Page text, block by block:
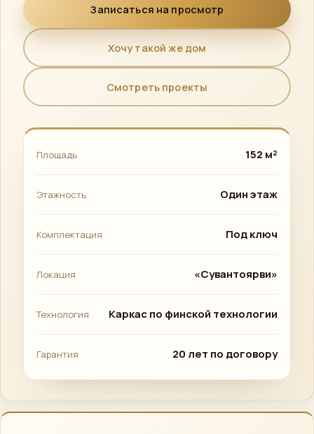
Записаться на просмотр
Хочу такой же дом
Смотреть проекты
Площадь 152 м²
Этажность Один этаж
Комплектация Под ключ
Локация «Сувантоярви»
Технология Каркас по финской технологии
Гарантия 20 лет по договору